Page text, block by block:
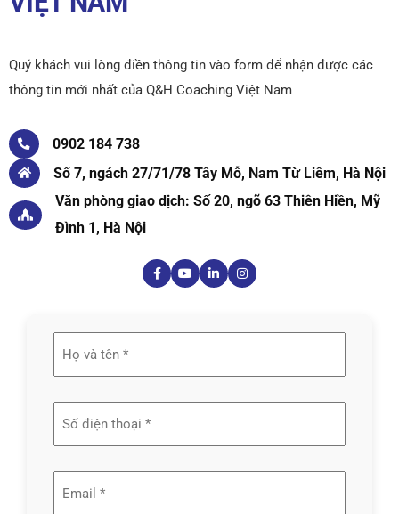
Quý khách vui lòng điền thông tin vào form để nhận được các
thông tin mới nhất của Q&H Coaching Việt Nam
0902 184 738
Số 7, ngách 27/71/78 Tây Mỗ, Nam Từ Liêm, Hà Nội
Văn phòng giao dịch: Số 20, ngõ 63 Thiên Hiền, Mỹ
Đình 1, Hà Nội
tên
(Required)